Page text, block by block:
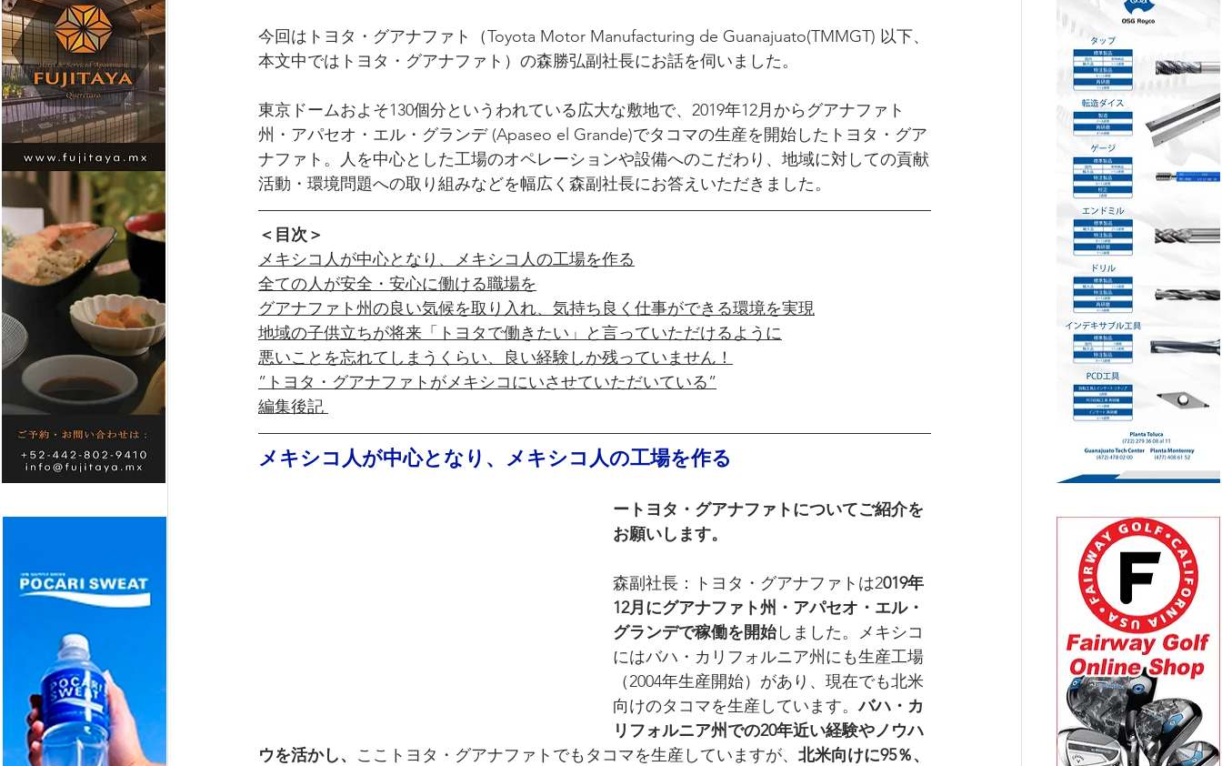
今回はトヨタ・グアナファト（Toyota Motor Manufacturing de Guanajuato(TMMGT) 以下、
本文中ではトヨタ・グアナファト）の森勝弘副社長にお話を伺いました。
東京ドームおよそ130個分というわれている広大な敷地で、2019年12月からグアナファト
州・アパセオ・エル・グランデ (Apaseo el Grande)でタコマの生産を開始したトヨタ・グア
ナファト。人を中心とした工場のオペレーションや設備へのこだわり、地域に対しての貢献
活動・環境問題への取り組みなどを幅広く森副社長にお答えいただきました。
＜目次＞
メキシコ人が中心となり、メキシコ人の工場を作る
全ての人が安全・安心に働ける職場を
グアナファト州の良い気候を取り入れ、気持ち良く仕事ができる環境を実現
地域の子供立ちが将来「トヨタで働きたい」と言っていただけるように
悪いことを忘れてしまうくらい、良い経験しか残っていません！
”トヨタ・グアナファトがメキシコにいさせていただいている”
編集後記
メキシコ人が中心となり、メキシコ人の工場を作る
ートヨタ・グアナファトについてご紹介を
お願いします。
森副社長：トヨタ・グアナファトは2019年
12月にグアナファト州・アパセオ・エル・
グランデで稼働を開始しました。メキシコ
にはバハ・カリフォルニア州にも生産工場
（2004年生産開始）があり、現在でも北米
向けのタコマを生産しています。バハ・カ
リフォルニア州での20年近い経験やノウハ
ウを活かし、 ここトヨタ・グアナファトでもタコマを生産していますが、 北米向けに95％、